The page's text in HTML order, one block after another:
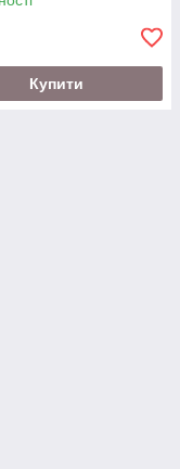
Купити